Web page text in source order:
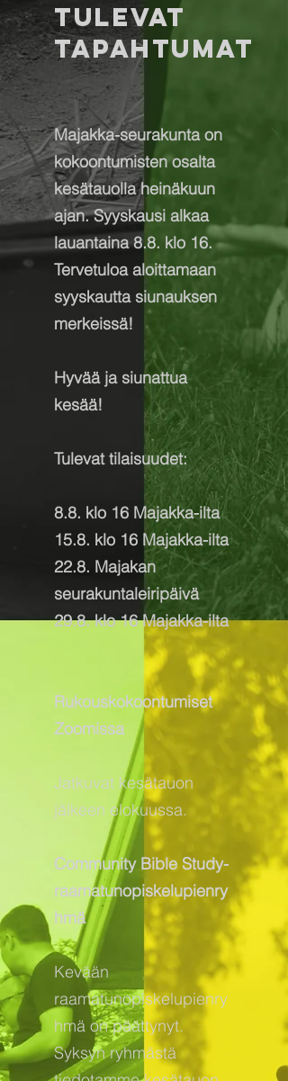
tulevat
tapahtumat
Majakka-seurakunta on
kokoontumisten osalta
kesätauolla heinäkuun
ajan. Syyskausi alkaa
lauantaina 8.8. klo 16.
Tervetuloa aloittamaan
syyskautta siunauksen
merkeissä!
Hyvää ja siunattua
kesää!
Tulevat tilaisuudet:
8.8. klo 16 Majakka-ilta
15.8. klo 16 Majakka-ilta
22.8. Majakan
seurakuntaleiripäivä
29.8. klo 16 Majakka-ilta
Rukouskokoontumiset
Zoomissa
Jatkuvat kesätauon
jälkeen elokuussa.
Community Bible Study-
raamatunopiskelupienry
hmä
Kevään
raamatunopiskelupienry
hmä on päättynyt.
Syksyn ryhmästä